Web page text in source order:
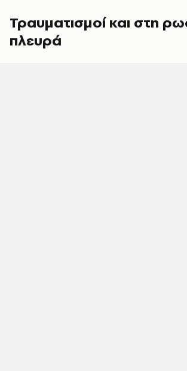
Τραυματισμοί και στη
πλευρά